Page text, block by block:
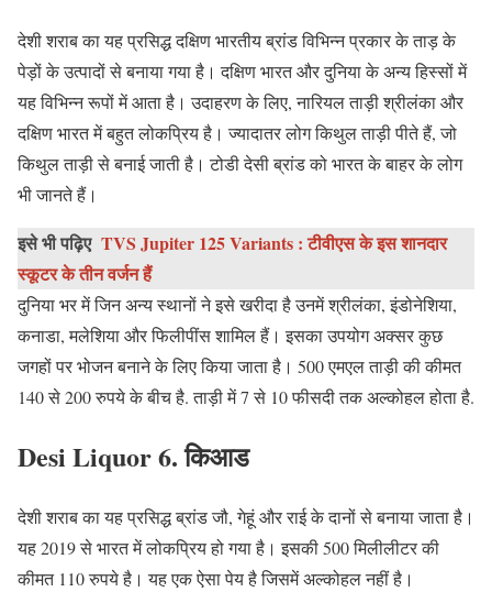
देशी शराब का यह प्रसिद्ध दक्षिण भारतीय ब्रांड विभिन्न प्रकार के ताड़ के
पेड़ों के उत्पादों से बनाया गया है। दक्षिण भारत और दुनिया के अन्य हिस्सों में
यह विभिन्न रूपों में आता है। उदाहरण के लिए, नारियल ताड़ी श्रीलंका और
दक्षिण भारत में बहुत लोकप्रिय है। ज्यादातर लोग किथुल ताड़ी पीते हैं, जो
किथुल ताड़ी से बनाई जाती है। टोडी देसी ब्रांड को भारत के बाहर के लोग
भी जानते हैं।
इसे भी पढ़िए TVS Jupiter 125 Variants : टीवीएस के इस शानदार
स्कूटर के तीन वर्जन हैं
दुनिया भर में जिन अन्य स्थानों ने इसे खरीदा है उनमें श्रीलंका, इंडोनेशिया,
कनाडा, मलेशिया और फिलीपींस शामिल हैं। इसका उपयोग अक्सर कुछ
जगहों पर भोजन बनाने के लिए किया जाता है। 500 एमएल ताड़ी की कीमत
140 से 200 रुपये के बीच है. ताड़ी में 7 से 10 फीसदी तक अल्कोहल होता है.
Desi Liquor6. किआड
देशी शराब का यह प्रसिद्ध ब्रांड जौ, गेहूं और राई के दानों से बनाया जाता है।
यह 2019 से भारत में लोकप्रिय हो गया है। इसकी 500 मिलीलीटर की
कीमत 110 रुपये है। यह एक ऐसा पेय है जिसमें अल्कोहल नहीं है।